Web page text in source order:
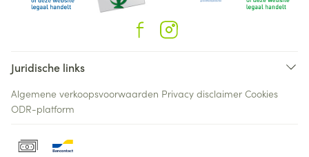
Juridische links
Algemene verkoopsvoorwaarden Privacy disclaimer Cookies
ODR-platform